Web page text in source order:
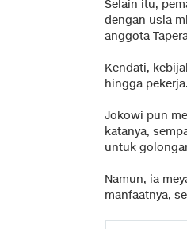
Selain itu,
dengan usia
anggota
Kendati,
hingga
Jokowi pun
katanya,
untuk
Namun, ia
manfaatnya,